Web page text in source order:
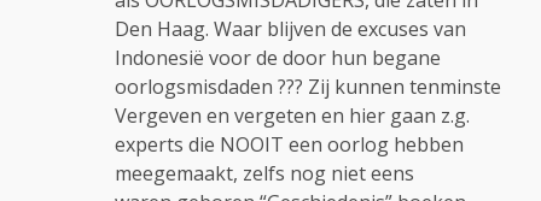
Den Haag. Waar blijven de excuses van
Indonesië voor de door hun begane
oorlogsmisdaden ??? Zij kunnen tenminste
Vergeven en vergeten en hier gaan z.g.
experts die NOOIT een oorlog hebben
meegemaakt, zelfs nog niet eens